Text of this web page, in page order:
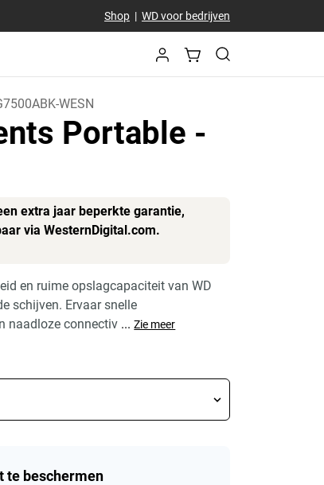
Shop| WD voor bedrijven
WESN
Portable -
extra jaar beperkte garantie,
via WesternDigital.com.
en ruime opslagcapaciteit van WD
schijven. Ervaar snelle
naadloze connectiv ... Zie meer
te beschermen